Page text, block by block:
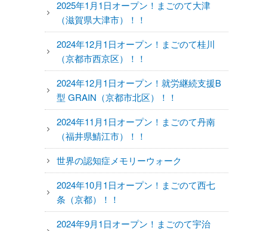
2025年1月1日オープン！まごのて大津
（滋賀県大津市）！！
2024年12月1日オープン！まごのて桂川
（京都市西京区）！！
2024年12月1日オープン！就労継続支援B
型 GRAIN（京都市北区）！！
2024年11月1日オープン！まごのて丹南
（福井県鯖江市）！！
世界の認知症メモリーウォーク
2024年10月1日オープン！まごのて西七
条（京都）！！
2024年9月1日オープン！まごのて宇治